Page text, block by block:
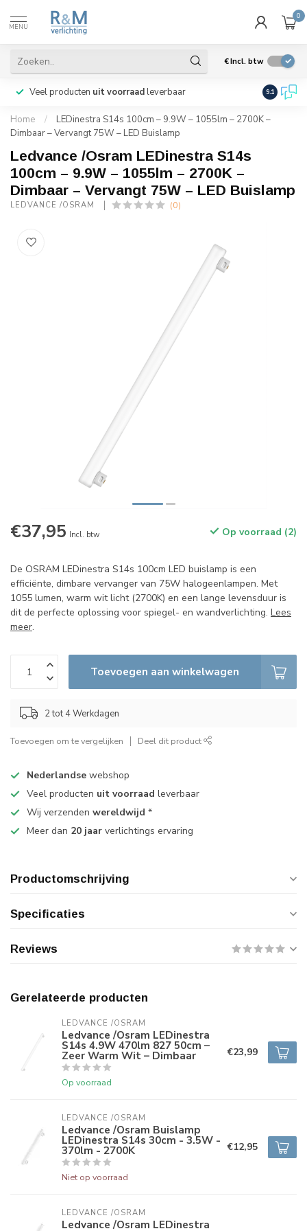
MENU
0
€Incl. btw
Veel producten uit voorraadleverbaar Wij
9.1
Home /
LEDinestra S14s 100cm – 9.9W – 1055lm – 2700K –
Dimbaar – Vervangt 75W – LED Buislamp
Ledvance /Osram LEDinestra S14s
100cm – 9.9W – 1055lm – 2700K –
Dimbaar – Vervangt 75W – LED Buislamp
LEDVANCE /OSRAM (0)
€37,95 Incl. btw Op voorraad (2)
De OSRAM LEDinestra S14s 100cm LED buislamp is een
efficiënte, dimbare vervanger van 75W halogeenlampen. Met
1055 lumen, warm wit licht (2700K) en een lange levensduur is
dit de perfecte oplossing voor spiegel- en wandverlichting. Lees
meer.
Toevoegen aan winkelwagen
2 tot 4 Werkdagen
Toevoegen om te vergelijken Deel dit product
Nederlandse webshop
Veel producten uit voorraad leverbaar
Wij verzenden wereldwijd *
Meer dan 20 jaar verlichtings ervaring
Productomschrijving
Specificaties
Reviews
Gerelateerde producten
LEDVANCE /OSRAM
Ledvance /Osram LEDinestra
S14s 4.9W 470lm 827 50cm –
Zeer Warm Wit – Dimbaar
Op voorraad
€23,99
LEDVANCE /OSRAM
Ledvance /Osram Buislamp
LEDinestra S14s 30cm - 3.5W -
370lm - 2700K
Niet op voorraad
€12,95
LEDVANCE /OSRAM
Ledvance /Osram LEDinestra